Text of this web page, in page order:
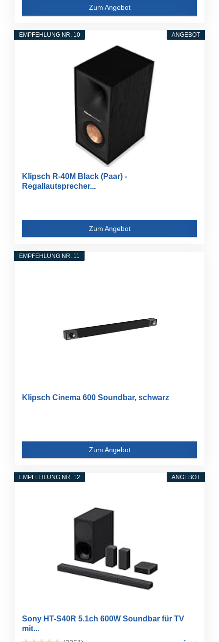
Zum Angebot
ANGEBOT
EMPFEHLUNG NR. 10
Klipsch R-40M Black (Paar) -
Regallautsprecher...
Zum Angebot
EMPFEHLUNG NR. 11
Klipsch Cinema 600 Soundbar, schwarz
Zum Angebot
ANGEBOT
EMPFEHLUNG NR. 12
Sony HT-S40R 5.1ch 600W Soundbar für TV
mit...